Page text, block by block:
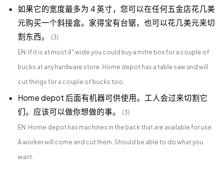
如果它的宽度最多为 4 英寸，您可以在任何五金店花几美
元购买一个斜接盒。家得宝有台锯，也可以花几美元来切
割东西。
(3)
EN: If it is at most 4" wide you could buy a mitre box for a couple of
bucks at any hardware store. Home depot has a table saw and will
cut things for a couple of bucks too.
Home depot 后面有机器可供使用。工人会过来切割它
们。应该可以做你想做的事。
(3)
EN: Home depot has machines in the back that are available for use.
A worker will come and cut them. Should be able to do what you
want.